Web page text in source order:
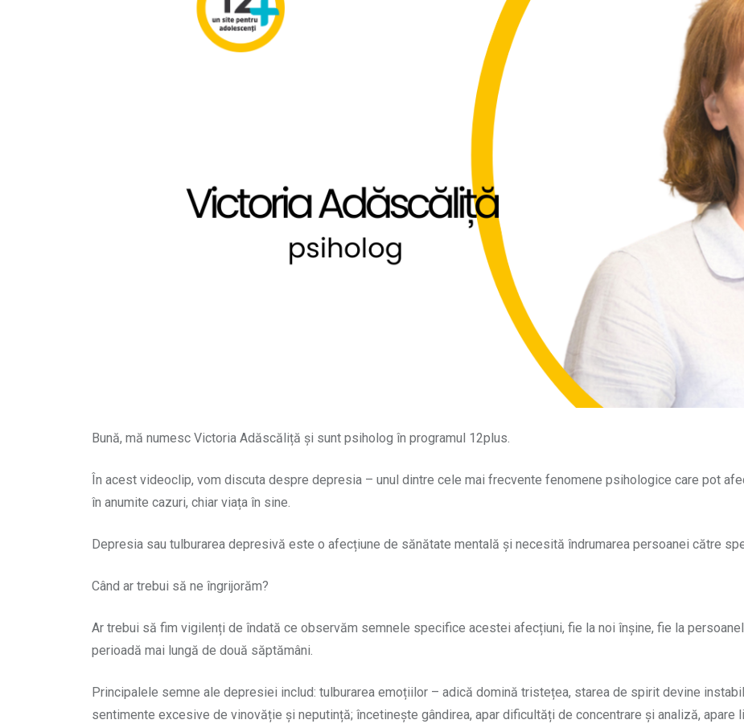
Bună, mă numesc Victoria Adăscăliță și sunt psiholog în programul 12plus.
În acest videoclip, vom discuta despre depresia – unul dintre cele mai frecvente fenomene psihologice care pot
în anumite cazuri, chiar viața în sine.
Depresia sau tulburarea depresivă este o afecțiune de sănătate mentală și necesită îndrumarea persoanei către
Când ar trebui să ne îngrijorăm?
Ar trebui să fim vigilenți de îndată ce observăm semnele specifice acestei afecțiuni, fie la noi înșine, fie la
perioadă mai lungă de două săptămâni.
Principalele semne ale depresiei includ: tulburarea emoțiilor – adică domină tristețea, starea de spirit devine
sentimente excesive de vinovăție și neputință; încetinește gândirea, apar dificultăți de concentrare și analiză,